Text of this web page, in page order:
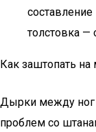
толстовка —
Как заштопать
Дырки между ног
проблем со